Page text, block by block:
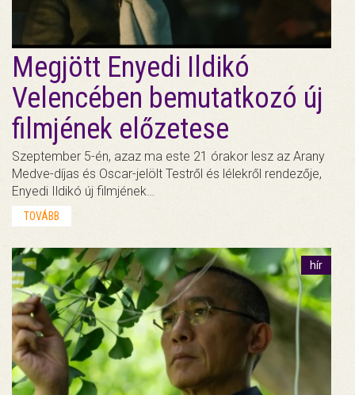
Megjött Enyedi Ildikó
Velencében bemutatkozó új
filmjének előzetese
Szeptember 5-én, azaz ma este 21 órakor lesz az Arany
Medve-díjas és Oscar-jelölt Testről és lélekről rendezője,
Enyedi Ildikó új filmjének…
TOVÁBB
hír